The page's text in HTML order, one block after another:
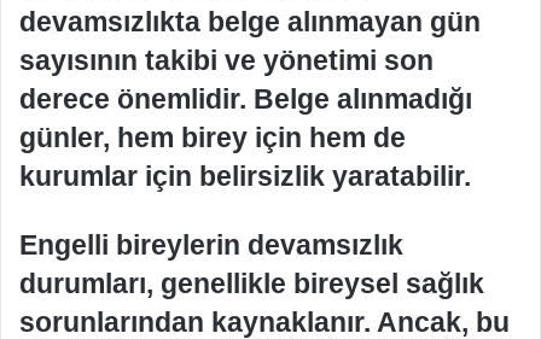
devamsızlıkta belge alınmayan gün
sayısının takibi ve yönetimi son
derece önemlidir. Belge alınmadığı
günler, hem birey için hem de
kurumlar için belirsizlik yaratabilir.
Engelli bireylerin devamsızlık
durumları, genellikle bireysel sağlık
sorunlarından kaynaklanır. Ancak, bu